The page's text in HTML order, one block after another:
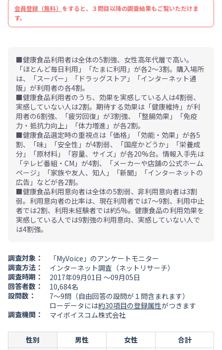
会員登録（無料） をすると、３問目以降の調査結果もご覧いただけま
す。
■健康食品利用者は全体の5割強、女性高年代層で高い。
「ほとんど毎日利用」「たまに利用」が各2～3割。購入場所
は、「スーパー」「ドラッグストア」「インターネット通
販」が利用者の各4割。
■健康食品利用者のうち、効果を実感している人は4割弱、
実感していない人は2割。期待する効果は「健康維持」が利
用者の6割強、「疲労回復」が3割強、「整腸効果」「免疫
力・抵抗力向上」「体力増進」が各2割。
■健康食品選定時の重視点は「価格」「効能・効果」が各5
割、「味」「安全性」が4割弱、「国産かどうか」「栄養成
分」「原材料」「容量、サイズ」が各20%台。情報入手先は
「テレビ番組・CM」が4割、「メーカーや店舗の公式ホーム
ページ」「家族や友人、知人」「新聞」「インターネットの
広告」などが各2割。
■健康食品利用意向者は全体の5割弱、非利用意向者は3割
弱。利用意向者の比率は、現在利用者では7～9割、利用中止
者では2割、利用未経験者では約5%。健康食品の利用効果を
実感している人では9割強の利用意向、実感していない人で
は4割強。
調査対象：
「MyVoice」のアンケートモニター
調査方法：
インターネット調査（ネットリサーチ）
調査時期：
2017年09月01日 ～09月05日
回答者数：
10,684名
設問数：
7～9問（自由回答の設問が１問含まれます）
ローデータには約30項目の登録属性がつきます
調査機関：
マイボイスコム株式会社
性別 男性 女性
合計